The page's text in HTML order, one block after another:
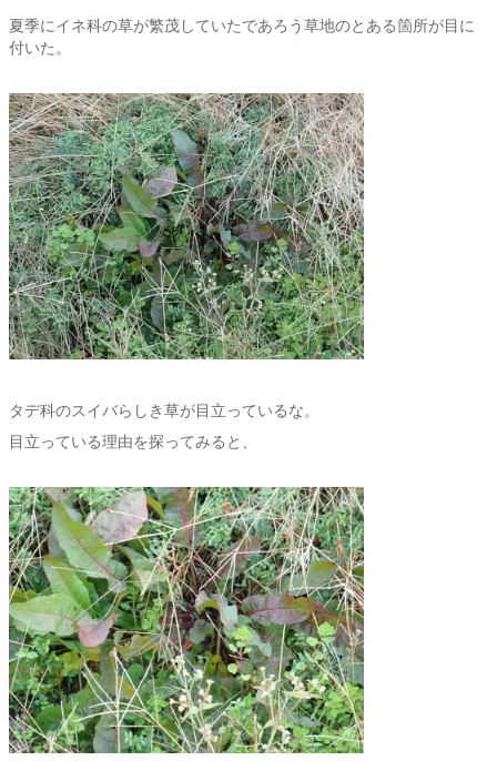
夏季にイネ科の草が繁茂していたであろう草地のとある箇所が目に
付いた。
タデ科のスイバらしき草が目立っているな。
目立っている理由を探ってみると、